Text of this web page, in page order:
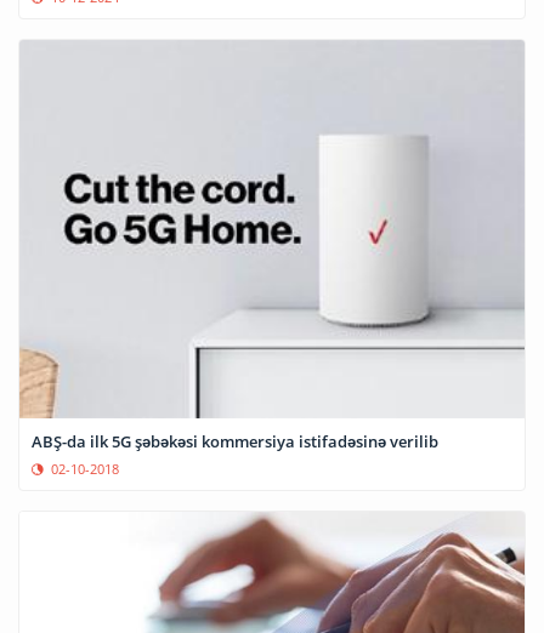
ABŞ-da ilk 5G şəbəkəsi kommersiya istifadəsinə verilib
02-10-2018